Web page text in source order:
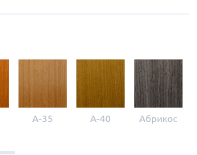
A-35 A-40 Абрикос